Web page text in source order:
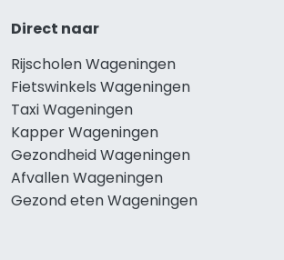
Direct naar
Rijscholen Wageningen
Fietswinkels Wageningen
Taxi Wageningen
Kapper Wageningen
Gezondheid Wageningen
Afvallen Wageningen
Gezond eten Wageningen